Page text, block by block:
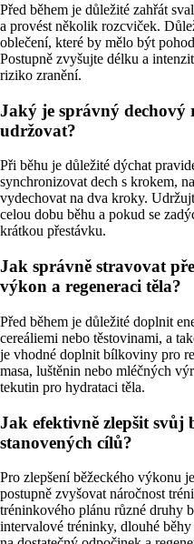
Před během je důležité zahřát
a provést několik rozcviček.
oblečení, které by mělo být
Postupně zvyšujte délku a
riziko zranění.
Jaký je správný
udržovat?
Při běhu je důležité dýchat
synchronizovat dech s krokem,
vydechovat na dva kroky.
celou dobu běhu a pokud se
krátkou přestávku.
Jak správně stravovat
výkon a regeneraci těla?
Před během je důležité doplnit
cereáliemi nebo těstovinami, a
je vhodné doplnit bílkoviny pro
masa, luštěnin nebo mléčných
tekutin pro hydrataci těla.
Jak efektivně zlepšit svůj
stanovených cílů?
Pro zlepšení běžeckého výkonu
postupně zvyšovat náročnost
tréninkového plánu různé druhy
intervalové tréninky, dlouhé